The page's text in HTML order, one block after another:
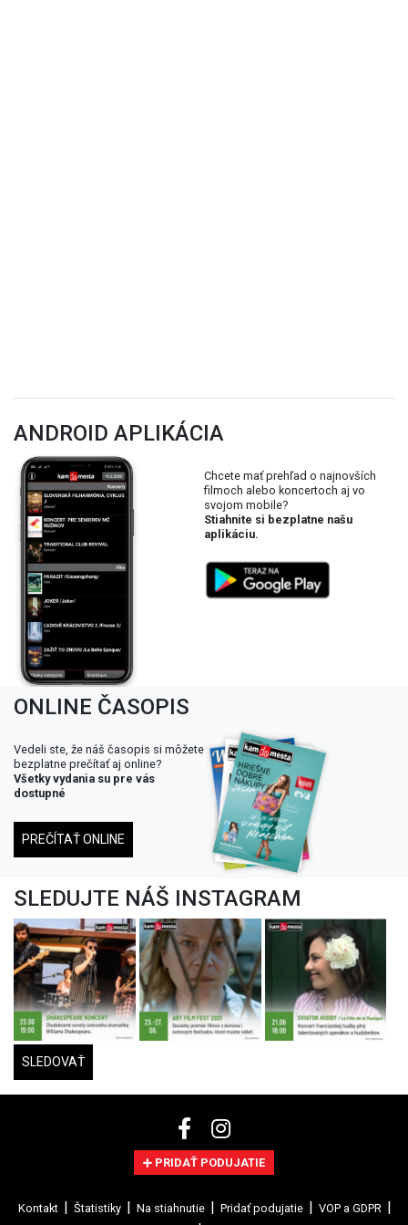
ANDROID APLIKÁCIA
Chcete mať prehľad o najnovších
filmoch alebo koncertoch aj vo
svojom mobile?
Stiahnite si bezplatne našu
aplikáciu.
ONLINE ČASOPIS
Vedeli ste, že náš časopis si môžete
bezplatne prečítať aj online?
Všetky vydania su pre vás
dostupné
PREČÍTAŤ ONLINE
SLEDUJTE NÁŠ INSTAGRAM
SLEDOVAŤ
PRIDAŤ PODUJATIE
Kontakt Štatistiky Na stiahnutie Pridať podujatie
VOP a GDPR